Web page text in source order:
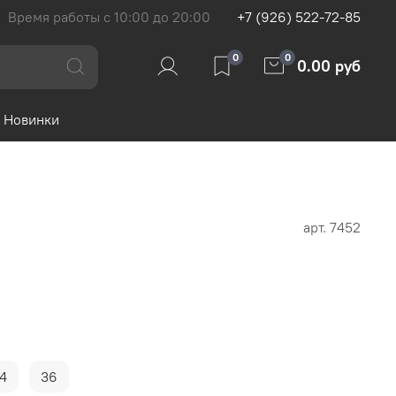
Время работы с 10:00 до 20:00 +7 (926) 522-72-85
0 0 0.00 руб
Новинки
арт. 7452
36